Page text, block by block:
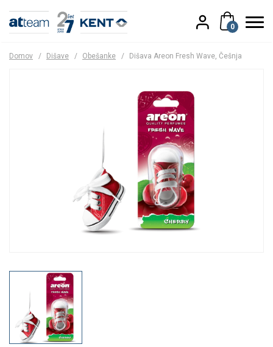
0
Domov / Dišave / Obešanke / Dišava Areon Fresh Wave, Češnja